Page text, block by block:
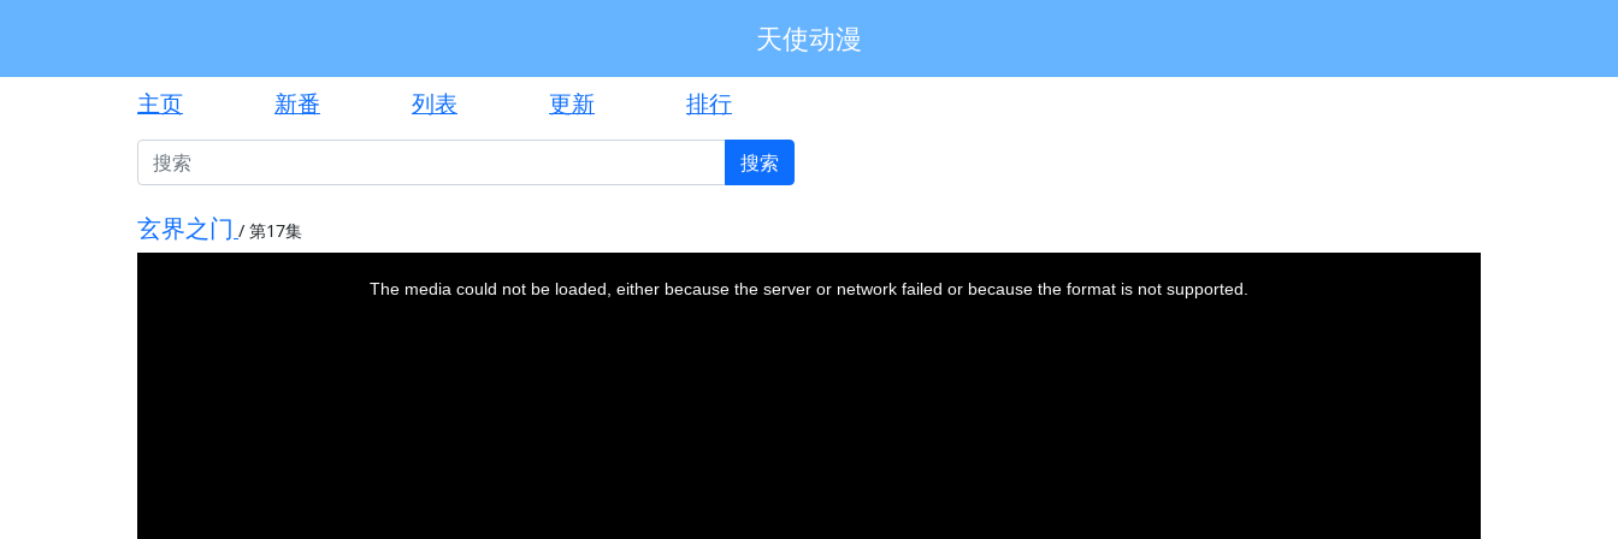
天使动漫
主页 新番 列表 更新 排行
搜索
玄界之门 / 第17集